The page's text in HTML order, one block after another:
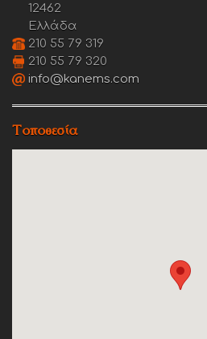
12462
Ελλάδα
210 55 79 319
210 55 79 320
info@kanems.com
Τοποθεσία